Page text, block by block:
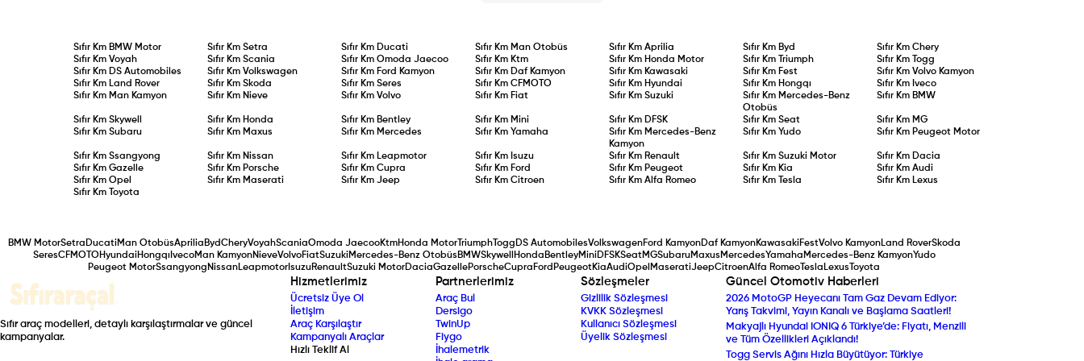
Sıfır Km BMW Motor Sıfır KmSetra Sıfır Km Ducati Sıfır Km Man Otobüs Sıfır Km Aprilia Sıfır Km Byd Sıfır Km Chery
Sıfır KmVoyah Sıfır KmScania Sıfır KmOmoda Jaecoo Sıfır Km Ktm Sıfır Km Honda Motor Sıfır Km Triumph Sıfır Km
Togg
Sıfır Km DS Automobiles Sıfır KmVolkswagen Sıfır Km Ford Kamyon Sıfır Km Daf Kamyon Sıfır Km Kawasaki Sıfır Km Fest Sıfır Km Volvo Kamyon
Sıfır Km Land Rover Sıfır KmSkoda Sıfır KmSeres Sıfır Km CFMOTO Sıfır Km Hyundai Sıfır Km Hongqı Sıfır Km Iveco
Sıfır Km Man Kamyon Sıfır Km Nieve Sıfır KmVolvo Sıfır Km Fiat Sıfır Km Suzuki Sıfır Km Mercedes-Benz
Otobüs
Sıfır Km BMW
Sıfır KmSkywell Sıfır Km Honda Sıfır Km Bentley Sıfır Km Mini Sıfır Km DFSK Sıfır Km Seat Sıfır Km MG
Sıfır KmSubaru Sıfır Km Maxus Sıfır Km Mercedes Sıfır Km Yamaha Sıfır Km Mercedes-Benz
Kamyon
Sıfır Km Yudo Sıfır Km Peugeot Motor
Sıfır KmSsangyong Sıfır Km Nissan Sıfır Km Leapmotor Sıfır Km Isuzu Sıfır Km Renault Sıfır Km Suzuki Motor Sıfır Km Dacia
Sıfır KmGazelle Sıfır Km Porsche Sıfır KmCupra Sıfır Km Ford Sıfır Km Peugeot Sıfır Km Kia Sıfır Km Audi
Sıfır KmOpel Sıfır Km Maserati Sıfır KmJeep Sıfır Km Citroen Sıfır Km Alfa Romeo Sıfır Km Tesla Sıfır Km Lexus
Sıfır Km
Toyota
BMW MotorSetra Ducati Man OtobüsAprilia BydCheryVoyahScaniaOmoda JaecooKtmHonda MotorTriumphTogg DS AutomobilesVolkswagenFord KamyonDaf KamyonKawasaki FestVolvo KamyonLand RoverSkoda
SeresCFMOTOHyundai Hongqı IvecoMan KamyonNieveVolvoFiatSuzuki Mercedes-Benz Otobüs BMWSkywell Honda BentleyMini DFSKSeatMGSubaruMaxus MercedesYamaha Mercedes-Benz KamyonYudo
Peugeot MotorSsangyong NissanLeapmotor IsuzuRenaultSuzuki MotorDaciaGazellePorscheCupra Ford PeugeotKiaAudiOpel MaseratiJeepCitroenAlfa Romeo Tesla Lexus Toyota
Sıfır araç modelleri, detaylı karşılaştırmalar ve güncel
kampanyalar.
Hizmetlerimiz
Ücretsiz Üye Ol
İletişim
Araç Karşılaştır
Kampanyalı Araçlar
Hızlı Teklif Al
Partnerlerimiz
Araç Bul
Dersigo
TwinUp
Fiygo
İhalemetrik
Sözleşmeler
Gizlilik Sözleşmesi
KVKK Sözleşmesi
Kullanıcı Sözleşmesi
Üyelik Sözleşmesi
Güncel Otomotiv Haberleri
2026 MotoGP Heyecanı Tam Gaz Devam Ediyor:
Yarış Takvimi, Yayın Kanalı ve Başlama Saatleri!
Makyajlı Hyundai IONIQ 6 Türkiye’de: Fiyatı, Menzili
ve Tüm Özellikleri Açıklandı!
Togg Servis Ağını Hızla Büyütüyor: Türkiye